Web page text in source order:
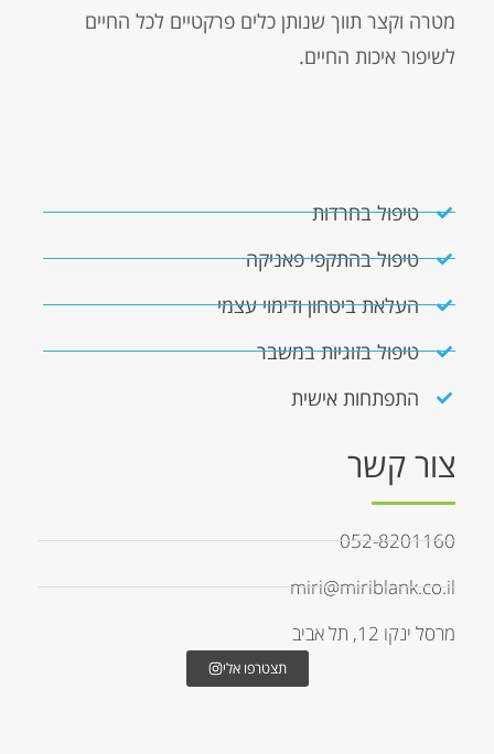
מטרה וקצר תווך שנותן כלים פרקטיים לכל החיים
לשיפור איכות החיים.
טיפול בחרדות
טיפול בהתקפי פאניקה
העלאת ביטחון ודימוי עצמי
טיפול בזוגיות במשבר
התפתחות אישית
צור קשר
052-8201160
miri@miriblank.co.il
מרסל ינקו 12, תל אביב
תצטרפו אלי